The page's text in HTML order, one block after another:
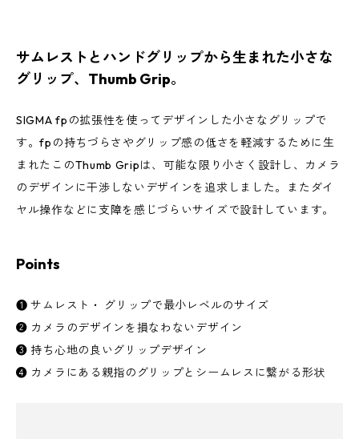
サムレストとハンドグリップから生まれた小さな
グリップ、Thumb Grip。
SIGMA fpの拡張性を使ってデザインした小さなグリップで
す。fpの持ちづらさやグリップ感の低さを軽減するために生
まれたこのThumb Gripは、可能な限り小さく設計し、カメラ
のデザインに干渉しないデザインを追求しました。またダイ
ヤル操作などに支障を感じづらいサイズで設計しています。
Points
❶ サムレスト・ グリップで最小レベルのサイズ
❷ カメラのデザインを損なわないデザイン
❸ 持ち心地の良いグリップデザイン
❹ カメラにある親指のグリップとシームレスに繋がる形状